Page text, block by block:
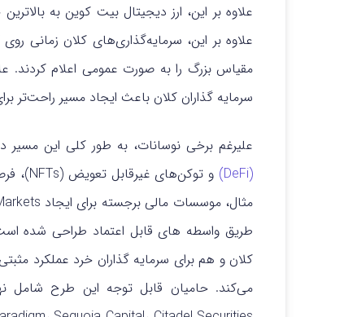
علاوه بر این، ارز دیجیتال بیت کوین به
علاوه بر این، سرمایه‌گذاری‌های کلان زمانی
سرمایه گذاران کلان باعث ایجاد مسیر راحت‌تر
علیرغم برخی نوسانات، به طور کلی این مسیر در سال ۲۰۲۲ صعودی بود.
(DeFi)
و توکن‌های غیرقابل تعویض (NFTs)، فرصت‌های سرمایه‌گذاری جدید بیشتری را ایجاد کردند.
طریق واسطه های قابل اعتماد طراحی شده
کلان و هم برای سرمایه گذاران خرد عملکرد